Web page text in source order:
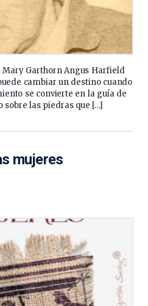
Mary Garthorn Angus Harfield
cambiar un destino cuando
se convierte en la guía de
sobre las piedras que […]
mujeres